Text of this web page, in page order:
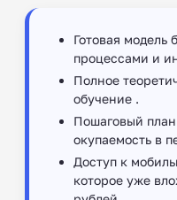
Готовая модель
процессами и
Полное
обучение .
Пошаговый
окупаемость в
Доступ к
которое уже